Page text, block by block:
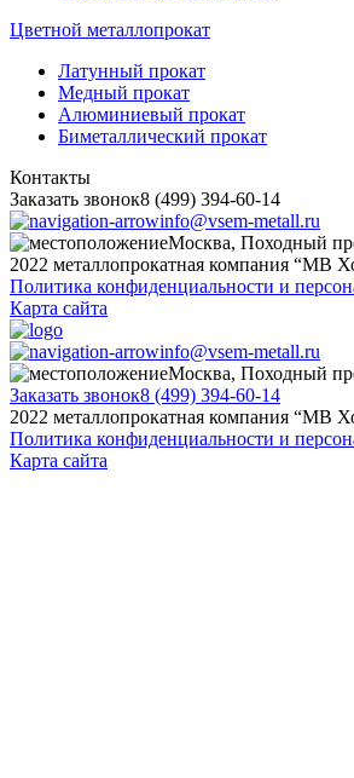
Цветной металлопрокат
Латунный прокат
Медный прокат
Алюминиевый прокат
Биметаллический прокат
Контакты
Заказать звонок8 (499) 394-60-14
info@vsem-metall.ru
Москва, Походный
2022 металлопрокатная компания “MB
Политика конфиденциальности и
Карта сайта
info@vsem-metall.ru
Москва, Походный
Заказать звонок8 (499) 394-60-14
2022 металлопрокатная компания “MB
Политика конфиденциальности и
Карта сайта